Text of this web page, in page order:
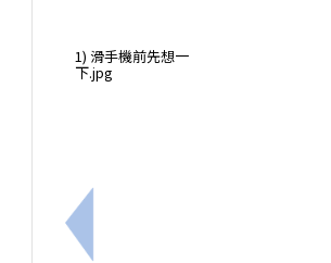
上一筆：2026年啦啦隊暑期育樂營
1) 滑手機前先想一
下.jpg